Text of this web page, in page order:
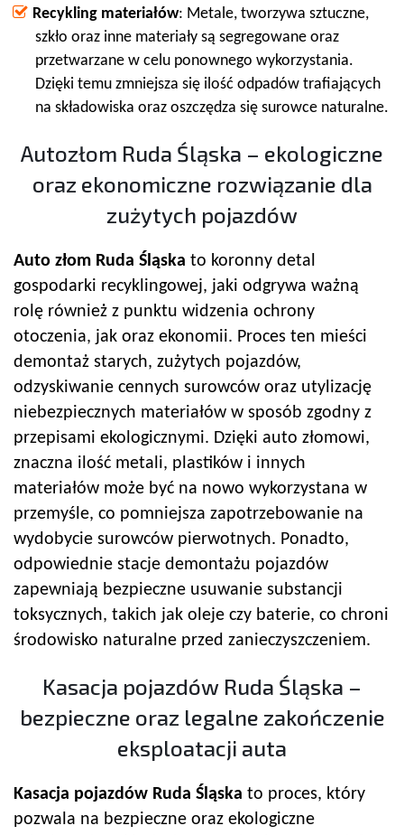
Recykling materiałów: Metale, tworzywa sztuczne,
szkło oraz inne materiały są segregowane oraz
przetwarzane w celu ponownego wykorzystania.
Dzięki temu zmniejsza się ilość odpadów trafiających
na składowiska oraz oszczędza się surowce naturalne.
Autozłom Ruda Śląska – ekologiczne
oraz ekonomiczne rozwiązanie dla
zużytych pojazdów
Auto złom Ruda Śląska to koronny detal
gospodarki recyklingowej, jaki odgrywa ważną
rolę również z punktu widzenia ochrony
otoczenia, jak oraz ekonomii. Proces ten mieści
demontaż starych, zużytych pojazdów,
odzyskiwanie cennych surowców oraz utylizację
niebezpiecznych materiałów w sposób zgodny z
przepisami ekologicznymi. Dzięki auto złomowi,
znaczna ilość metali, plastików i innych
materiałów może być na nowo wykorzystana w
przemyśle, co pomniejsza zapotrzebowanie na
wydobycie surowców pierwotnych. Ponadto,
odpowiednie stacje demontażu pojazdów
zapewniają bezpieczne usuwanie substancji
toksycznych, takich jak oleje czy baterie, co chroni
środowisko naturalne przed zanieczyszczeniem.
Kasacja pojazdów Ruda Śląska –
bezpieczne oraz legalne zakończenie
eksploatacji auta
Kasacja pojazdów Ruda Śląska to proces, który
pozwala na bezpieczne oraz ekologiczne